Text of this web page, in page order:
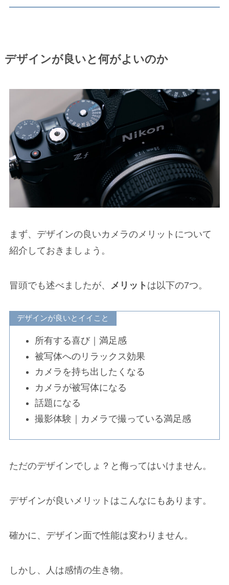
デザインが良いと何がよいのか
まず、デザインの良いカメラのメリットについて
紹介しておきましょう。
冒頭でも述べましたが、 メリット は以下の7つ。
デザインが良いとイイこと
所有する喜び｜満足感
被写体へのリラックス効果
カメラを持ち出したくなる
カメラが被写体になる
話題になる
撮影体験｜カメラで撮っている満足感
ただのデザインでしょ？と侮ってはいけません。
デザインが良いメリットはこんなにもあります。
確かに、デザイン面で性能は変わりません。
しかし、人は感情の生き物。